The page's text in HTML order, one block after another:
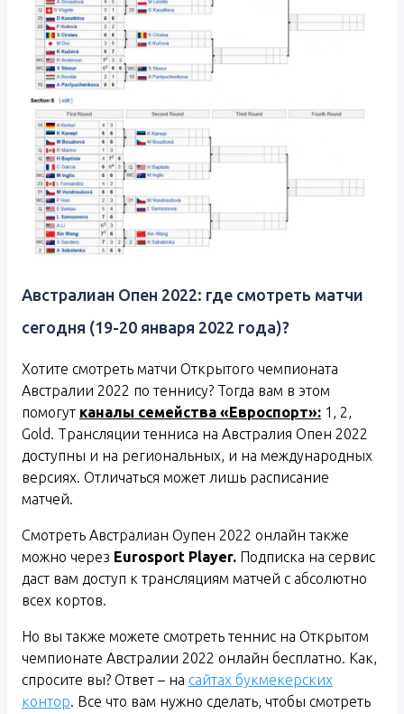
Австралиан Опен 2022: где смотреть матчи
сегодня (19-20 января 2022 года)?
Хотите смотреть матчи Открытого чемпионата
Австралии 2022 по теннису? Тогда вам в этом
помогут каналы семейства «Евроспорт»: 1, 2,
Gold. Трансляции тенниса на Австралия Опен 2022
доступны и на региональных, и на международных
версиях. Отличаться может лишь расписание
матчей.
Смотреть Австралиан Оупен 2022 онлайн также
можно через Eurosport Player. Подписка на сервис
даст вам доступ к трансляциям матчей с абсолютно
всех кортов.
Но вы также можете смотреть теннис на Открытом
чемпионате Австралии 2022 онлайн бесплатно. Как,
спросите вы? Ответ – на сайтах букмекерских
контор. Все что вам нужно сделать, чтобы смотреть